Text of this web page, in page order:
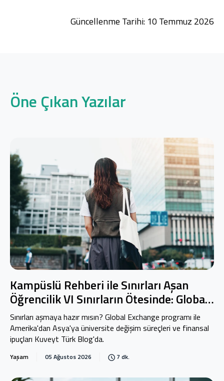
Güncellenme Tarihi: 10 Temmuz 2026
Öne Çıkan Yazılar
Kampüslü Rehberi ile Sınırları Aşan
Öğrencilik VI Sınırların Ötesinde: Global
Exchange
Sınırları aşmaya hazır mısın? Global Exchange programı ile
Amerika'dan Asya'ya üniversite değişim süreçleri ve finansal
ipuçları Kuveyt Türk Blog'da.
Yaşam 05 Ağustos 2026 7 dk.